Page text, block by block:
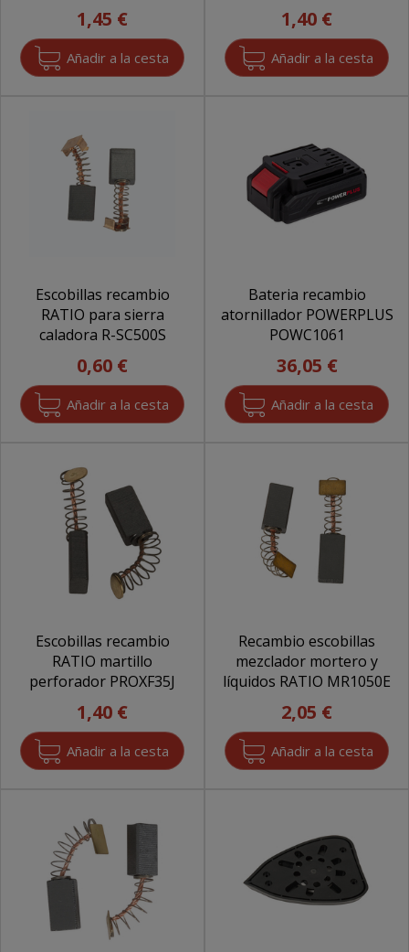
1,45 € 1,40 €
Escobillas recambio
RATIO para sierra
caladora R-SC500S
0,60 €
Bateria recambio
atornillador POWERPLUS
POWC1061
36,05 €
Escobillas recambio
RATIO martillo
perforador PROXF35J
1,40 €
Recambio escobillas
mezclador mortero y
líquidos RATIO MR1050E
2,05 €